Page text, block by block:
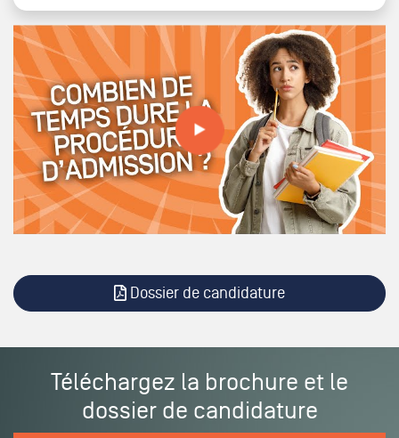
Combien de temps dure la procédure d'admission ? (on
t''explique)
Dossier de candidature
Téléchargez la brochure et le
dossier de candidature